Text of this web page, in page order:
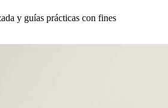
y guías prácticas con fines